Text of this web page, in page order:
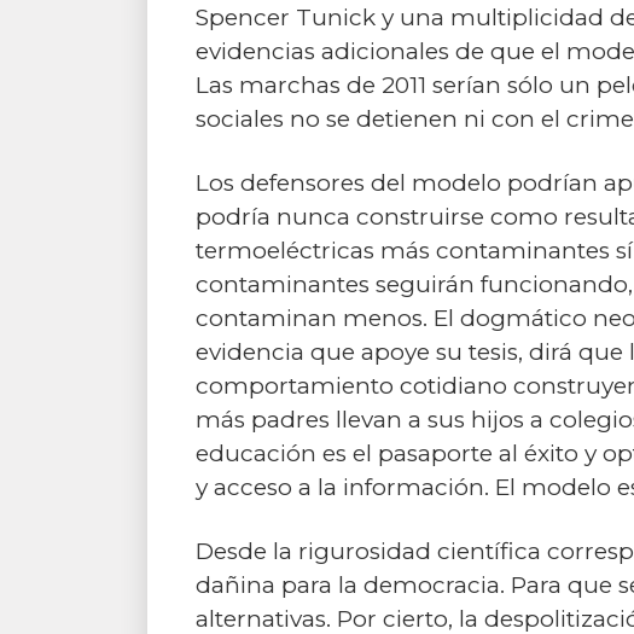
Spencer Tunick y una multiplicidad
evidencias adicionales de que el
Las marchas de 2011 serían sólo un
sociales no se detienen ni con el
Los defensores del modelo podrían
podría nunca construirse como
termoeléctricas más contaminantes
contaminantes seguirán
contaminan menos. El dogmático
evidencia que apoye su tesis, dirá
comportamiento cotidiano
más padres llevan a sus hijos a
educación es el pasaporte al éxito y
y acceso a la información. El modelo
Desde la rigurosidad científica
dañina para la democracia. Para que
alternativas. Por cierto, la